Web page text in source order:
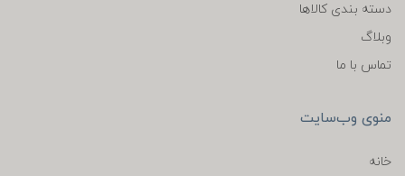
دسته بندی کالاها
وبلاگ
تماس با ما
منوی وب‌سایت
خانه